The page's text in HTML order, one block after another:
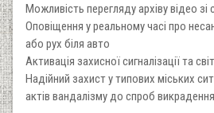
Можливість перегляду архіву відео
Оповіщення у реальному часі про
або рух біля авто
Активація захисної сигналізації та
Надійний захист у типових міських
актів вандалізму до спроб викрадення